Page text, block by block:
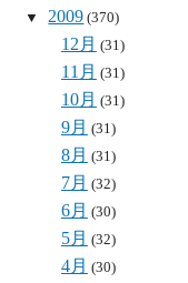
2009 (370)
12月 (31)
11月 (31)
10月 (31)
9月 (31)
8月 (31)
7月 (32)
6月 (30)
5月 (32)
4月 (30)